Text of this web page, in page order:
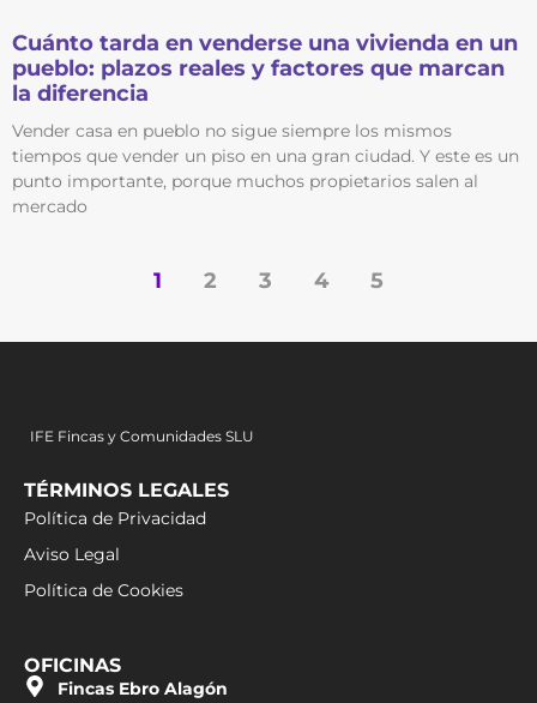
Cuánto tarda en venderse una vivienda en un
pueblo: plazos reales y factores que marcan
la diferencia
Vender casa en pueblo no sigue siempre los mismos
tiempos que vender un piso en una gran ciudad. Y este es un
punto importante, porque muchos propietarios salen al
mercado
1 2 3 4 5
IFE Fincas y Comunidades SLU
TÉRMINOS LEGALES
Política de Privacidad
Aviso Legal
Política de Cookies
OFICINAS
Fincas Ebro Alagón